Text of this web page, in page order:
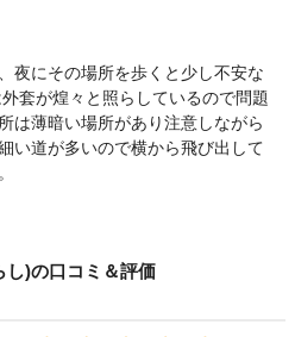
夜にその場所を歩くと少し不安な
套が煌々と照らしているので問題
は薄暗い場所があり注意しながら
い道が多いので横から飛び出して
し)の口コミ＆評価